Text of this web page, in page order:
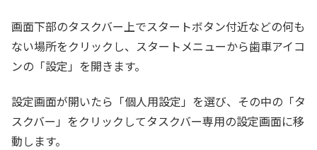
画面下部のタスクバー上でスタートボタン付近などの何も
ない場所をクリックし、スタートメニューから歯車アイコ
ンの「設定」を開きます。
設定画面が開いたら「個人用設定」を選び、その中の「タ
スクバー」をクリックしてタスクバー専用の設定画面に移
動します。